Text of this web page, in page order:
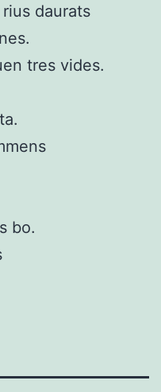
daurats
tres vides.
bo.